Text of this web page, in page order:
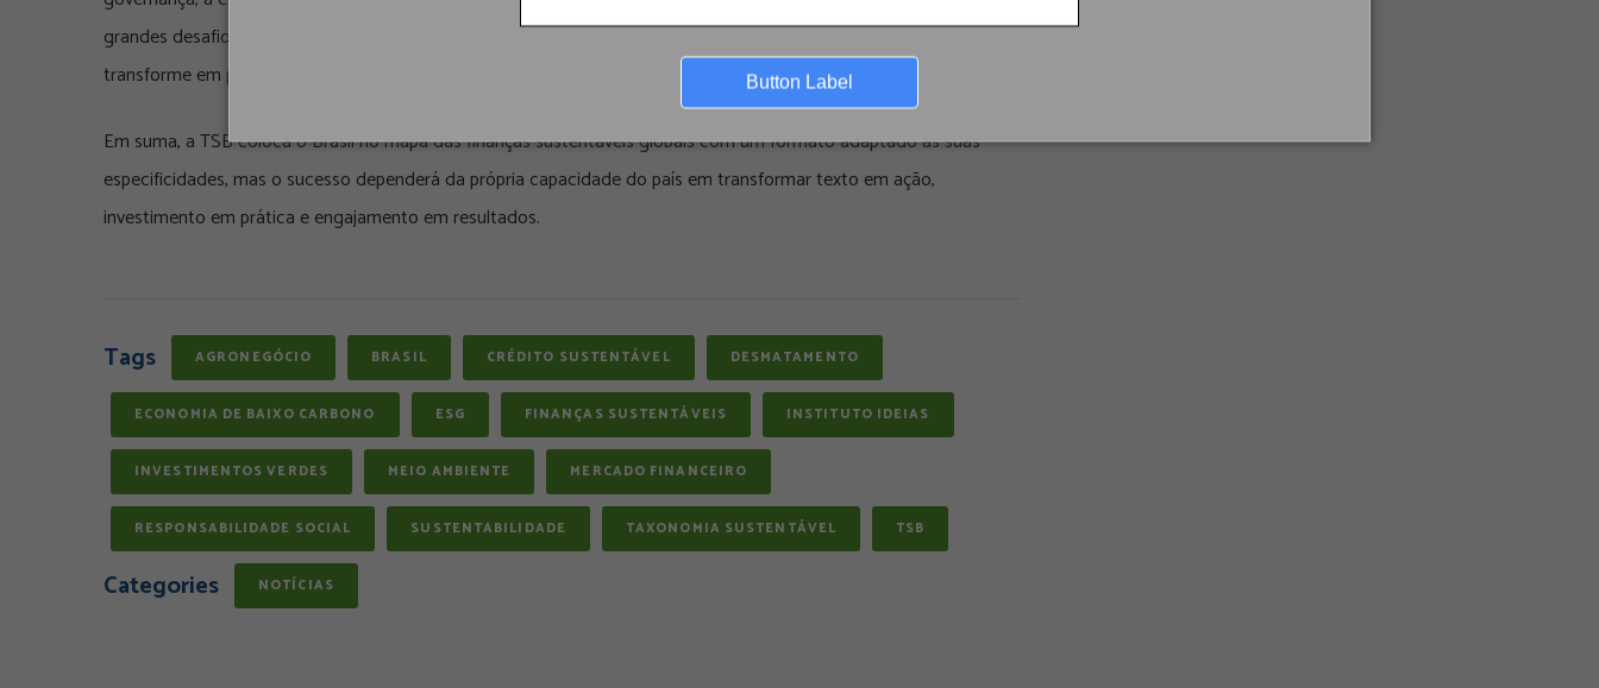
Button Label
grandes desafios. O risco, do contrário, é que o instrumento fique apenas como “bom discurso” e não se
transforme em prática concreta.
Em suma, a TSB coloca o Brasil no mapa das finanças sustentáveis globais com um formato adaptado às suas
especificidades, mas o sucesso dependerá da própria capacidade do país em transformar texto em ação,
investimento em prática e engajamento em resultados.
Tags AGRONEGÓCIO BRASIL CRÉDITO SUSTENTÁVEL DESMATAMENTO
ECONOMIA DE BAIXO CARBONO ESG FINANÇAS SUSTENTÁVEIS INSTITUTO IDEIAS
INVESTIMENTOS VERDES MEIO AMBIENTE MERCADO FINANCEIRO
RESPONSABILIDADE SOCIAL SUSTENTABILIDADE TAXONOMIA SUSTENTÁVEL TSB
Categories NOTÍCIAS